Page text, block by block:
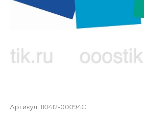
Артикул: 110412-00094C